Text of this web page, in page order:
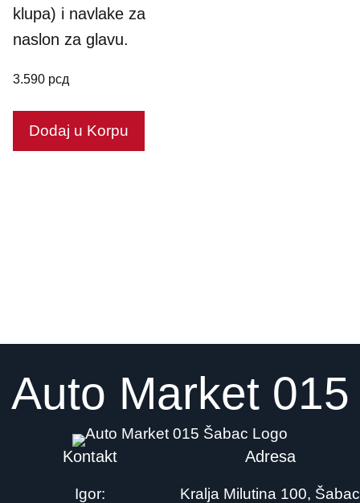
klupa) i navlake za
naslon za glavu.
3.590 рсд
Dodaj u Korpu
Kontakt
Igor:
Adresa
Kralja Milutina 100, Šabac
Auto Market 015